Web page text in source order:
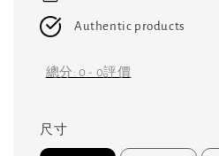
Authentic products
總分:0 - 0評價
尺寸